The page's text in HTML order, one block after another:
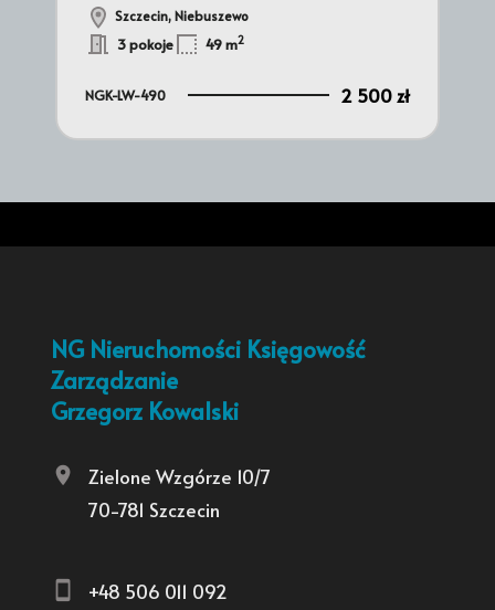
Szczecin, Niebuszewo
3 pokoje 49 m2
NGK-LW-490 2 500 zł
NG Nieruchomości Księgowość
Zarządzanie
Grzegorz Kowalski
Zielone Wzgórze 10/7
70-781 Szczecin
+48 506 011 092